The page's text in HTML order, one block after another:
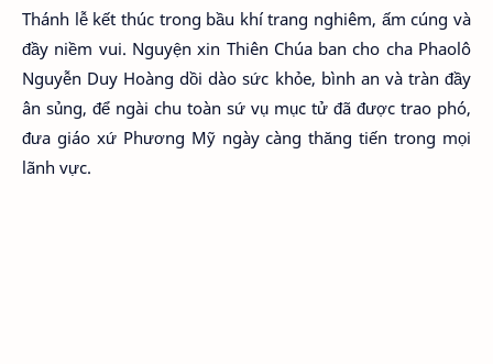
Thánh lễ kết thúc trong bầu khí trang nghiêm, ấm cúng và
đầy niềm vui. Nguyện xin Thiên Chúa ban cho cha Phaolô
Nguyễn Duy Hoàng dồi dào sức khỏe, bình an và tràn đầy
ân sủng, để ngài chu toàn sứ vụ mục tử đã được trao phó,
đưa giáo xứ Phương Mỹ ngày càng thăng tiến trong mọi
lãnh vực.